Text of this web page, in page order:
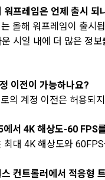
워프레임은 언제 출시 되
올해 워프레임이 출시
시일 내에 더 많은 정
이전이 가능하나요?
의 계정 이전은 허용되
서 4K 해상도-60 FPS
최대 4K 해상도와
컨트롤러에서 적응형